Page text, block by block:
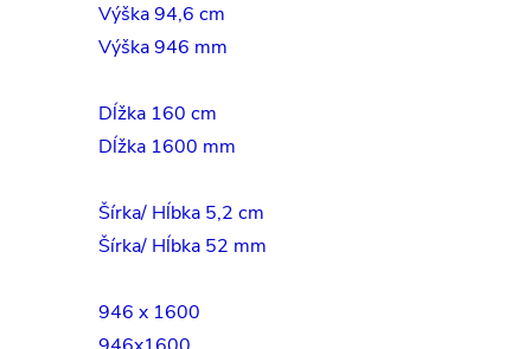
Výška 94,6 cm
Výška 946 mm
Dĺžka 160 cm
Dĺžka 1600 mm
Šírka/ Hĺbka 5,2 cm
Šírka/ Hĺbka 52 mm
946 x 1600